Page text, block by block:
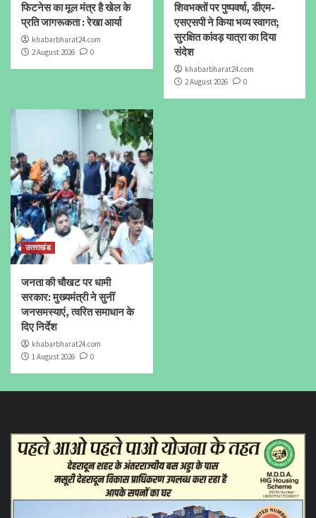
फिटनेस का मूल मंत्र है खेल के
प्रति जागरूकता : रेखा आर्या
khabarbharat24.com
2 August 2026
0
शिवभक्तों पर पुष्पवर्षा, डीएम-
एसएसपी ने किया भव्य स्वागत;
सुरक्षित कांवड़ यात्रा का दिया
संदेश
khabarbharat24.com
2 August 2026
0
उत्तराखंड
जनता की चौखट पर धामी
सरकार: मुख्यमंत्री ने सुनीं
जनसमस्याएं, त्वरित समाधान के
दिए निर्देश
khabarbharat24.com
1 August 2026
0